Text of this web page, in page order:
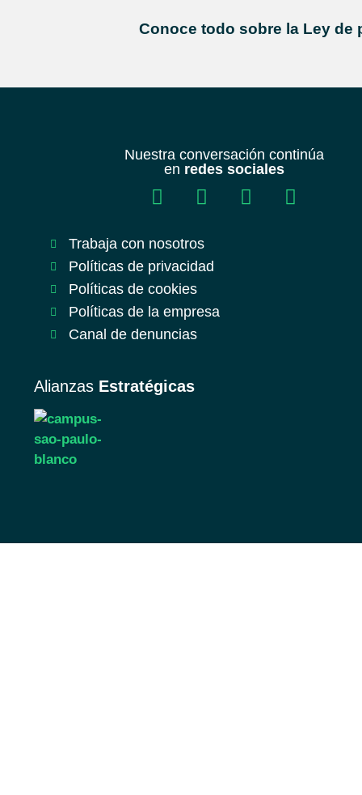
Conoce todo sobre la Ley
Nuestra conversación continúa
en redes sociales
Trabaja con nosotros
Políticas de privacidad
Políticas de cookies
Políticas de la empresa
Canal de denuncias
Alianzas Estratégicas